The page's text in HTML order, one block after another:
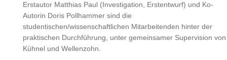
Erstautor Matthias Paul (Investigation, Erstentwurf) und Ko-
Autorin Doris Pollhammer sind die
studentischen/wissenschaftlichen Mitarbeitenden hinter der
praktischen Durchführung, unter gemeinsamer Supervision von
Kühnel und Wellenzohn.